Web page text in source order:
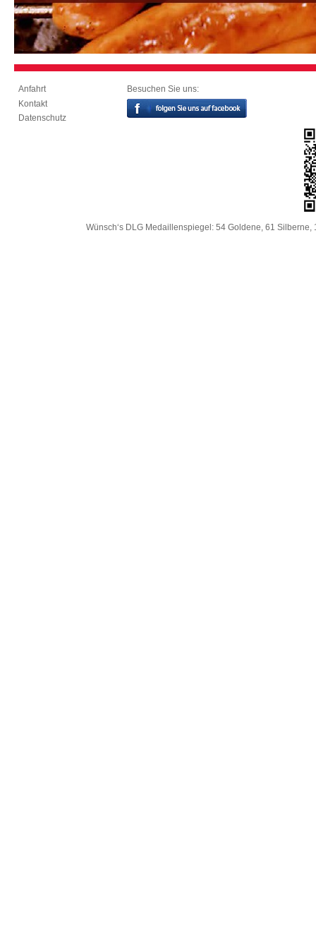
Anfahrt
Kontakt
Datenschutz
Besuchen Sie uns:
Wünsch‘s DLG Medaillenspiegel: 54 Goldene, 61